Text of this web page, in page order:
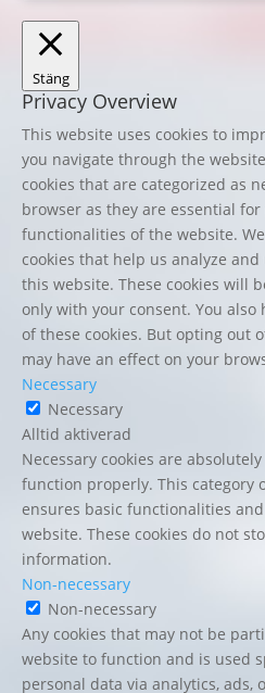
Stäng
Privacy Overview
This website uses cookies to
you navigate through the
cookies that are categorized as
browser as they are essential
functionalities of the website.
cookies that help us analyze
this website. These cookies will
only with your consent. You
of these cookies. But opting out
may have an effect on your
Necessary
Necessary
Alltid aktiverad
Necessary cookies are
function properly. This category
ensures basic functionalities
website. These cookies do not
information.
Non-necessary
Non-necessary
Any cookies that may not be
website to function and is used
personal data via analytics, ads,